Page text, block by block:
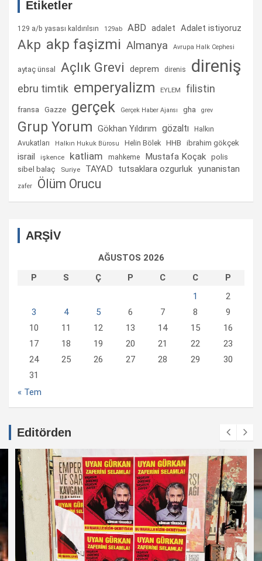
Etiketler
129 a/b yasası kaldırılsın 129ab ABD adalet Adalet istiyoruz
Akp akp faşizmi Almanya Avrupa Halk Cephesi
aytaç ünsal Açlık Grevi deprem direnis direniş
ebru timtik emperyalizm EYLEM filistin
fransa Gazze gerçek Gerçek Haber Ajansı gha grev
Grup Yorum Gökhan Yıldırım gözaltı
Halkın
Avukatları
Halkın Hukuk Bürosu Helin Bölek HHB ibrahim gökçek
israil işkence katliam mahkeme Mustafa Koçak polis
sibel balaç Suriye TAYAD tutsaklara ozgurluk yunanistan
zafer Ölüm Orucu
ARŞİV
AĞUSTOS 2026
P
S Ç P C C
P
1
2
3
4 5 6 7 8
9
10
11 12 13 14 15
16
17
18 19 20 21 22
23
24
25 26 27 28 29
30
31
« Tem
Editörden